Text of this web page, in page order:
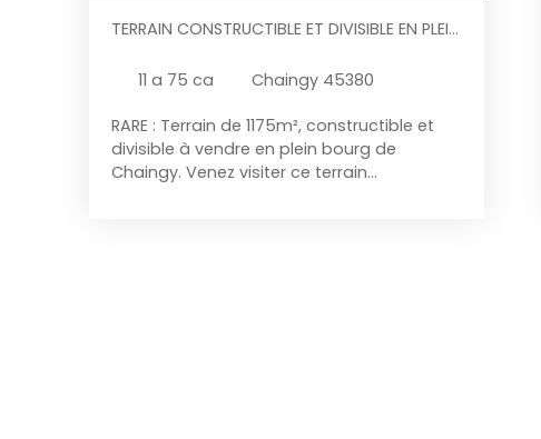
TERRAIN CONSTRUCTIBLE ET DIVISIBLE EN PLEIN
11 a 75 ca
Chaingy 45380
RARE : Terrain de 1175m², constructible et
divisible à vendre en plein bourg de
Chaingy. Venez visiter ce terrain